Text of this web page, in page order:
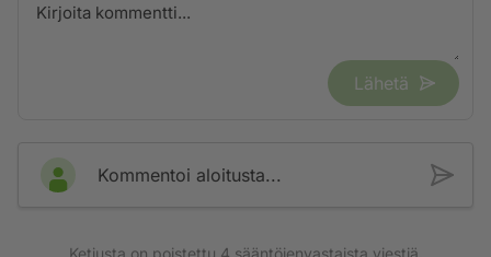
Lähetä
Kommentoi aloitusta...
Ketjusta on poistettu 4 sääntöjenvastaista viestiä.